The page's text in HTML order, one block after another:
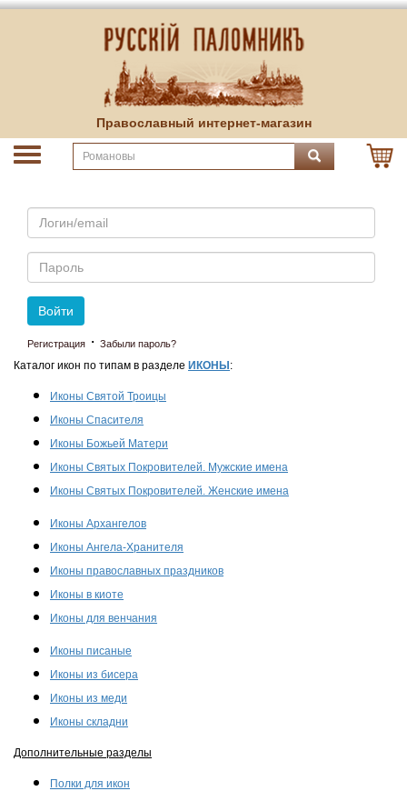
Православный интернет-магазин
Email
Пароль
Войти
Регистрация · Забыли пароль?
Каталог икон по типам в разделе ИКОНЫ :
Иконы Святой Троицы
Иконы Спасителя
Иконы Божьей Матери
Иконы Святых Покровителей. Мужские имена
Иконы Святых Покровителей. Женские имена
Иконы Архангелов
Иконы Ангела-Хранителя
Иконы православных праздников
Иконы в киоте
Иконы для венчания
Иконы писаные
Иконы из бисера
Иконы из меди
Иконы складни
Дополнительные разделы
Полки для икон